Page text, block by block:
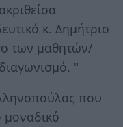
κ. Δημήτριο
των μαθητών/
"
που
μοναδικό